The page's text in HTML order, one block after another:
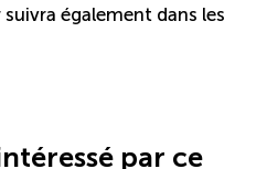
également dans les
par ce